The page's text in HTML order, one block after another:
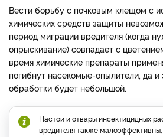
Вести борьбу с почковым клещом с
химических средств защиты
период миграции вредителя (когда
опрыскивание) совпадает с
время химические препараты
погибнут насекомые-опылители, да и
обработки будет небольшой.
Настои и отвары инсектицидных
вредителя также малоэффективны,